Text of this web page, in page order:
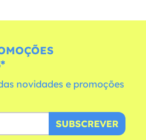
novidades e promoções
SUBSCREVER